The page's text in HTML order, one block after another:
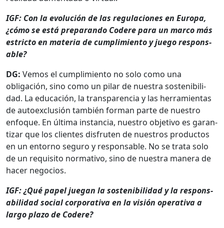
IGF: Con la evolu­ción de las reg­u­la­ciones en Europa,
¿cómo se está preparan­do Codere para un mar­co más
estric­to en mate­ria de cumplim­ien­to y juego respon­s­
able?
DG: Vemos el cumplim­ien­to no solo como una
obligación, sino como un pilar de nues­tra sosteni­bil­i­
dad. La edu­cación, la trans­paren­cia y las her­ramien­tas
de autoex­clusión tam­bién for­man parte de nue­stro
enfoque. En últi­ma instan­cia, nue­stro obje­ti­vo es garan­
ti­zar que los clientes dis­fruten de nue­stros pro­duc­tos
en un entorno seguro y respon­s­able. No se tra­ta solo
de un req­ui­si­to nor­ma­ti­vo, sino de nues­tra man­era de
hac­er nego­cios.
IGF: ¿Qué papel jue­gan la sosteni­bil­i­dad y la respon­s­
abil­i­dad social cor­po­ra­ti­va en la visión oper­a­ti­va a
largo pla­zo de Codere?